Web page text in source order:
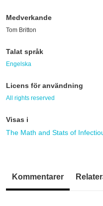
Medverkande
Tom Britton
Talat språk
Engelska
Licens för användning
All rights reserved
Visas i
The Math and Stats of
Kommentarer